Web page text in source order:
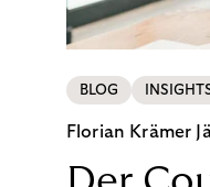
BLOG
Florian Krämer